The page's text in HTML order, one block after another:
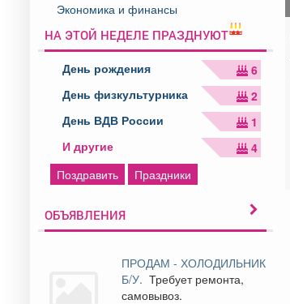
Экономика и финансы
НА ЭТОЙ НЕДЕЛЕ ПРАЗДНУЮТ
День рождения
6
День физкультурника
2
День ВДВ России
1
И другие
4
Поздравить
Праздники
ОБЪЯВЛЕНИЯ
ПРОДАМ - ХОЛОДИЛЬНИК
Б/У.Требует ремонта,
самовывоз.